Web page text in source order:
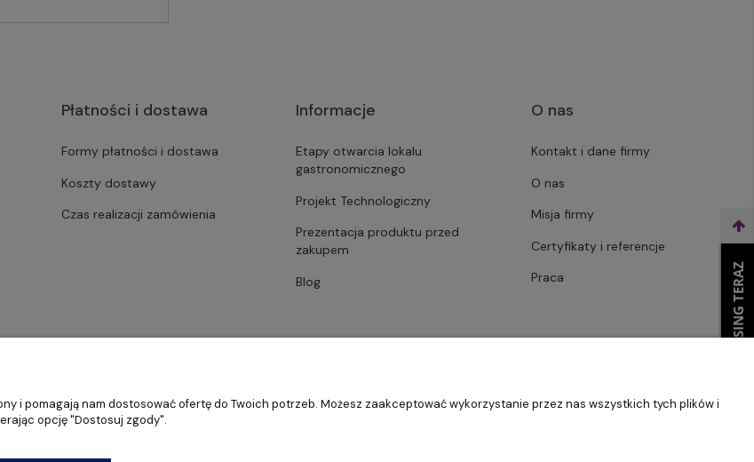
Płatności i dostawa
Formy płatności i dostawa
Koszty dostawy
Czas realizacji zamówienia
Informacje
Etapy otwarcia lokalu
gastronomicznego
Projekt Technologiczny
Prezentacja produktu przed
zakupem
Blog
O nas
Kontakt i dane firmy
O nas
Misja firmy
Certyfikaty i referencje
Praca
restauracji oraz barów
i pomagają nam dostosować ofertę do Twoich potrzeb. Możesz zaakceptować wykorzystanie przez nas wszystkich tych plików i
opcję "Dostosuj zgody".
WEŹ LEASING TERAZ